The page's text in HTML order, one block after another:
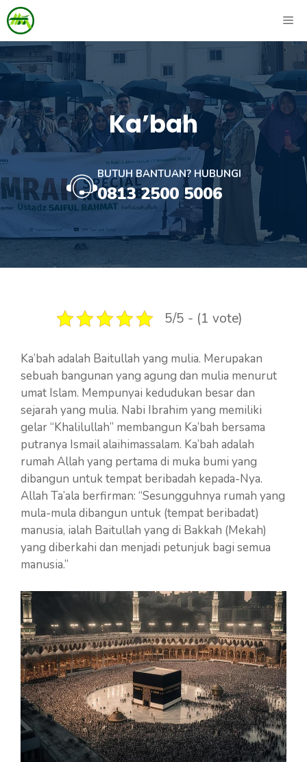
Skip
to
content
Ka’bah
BUTUH BANTUAN? HUBUNGI
0813 2500 5006
5/5 - (1 vote)
Ka’bah adalah Baitullah yang mulia. Merupakan
sebuah bangunan yang agung dan mulia menurut
umat Islam. Mempunyai kedudukan besar dan
sejarah yang mulia. Nabi Ibrahim yang memiliki
gelar “Khalilullah” membangun Ka’bah bersama
putranya Ismail alaihimassalam. Ka’bah adalah
rumah Allah yang pertama di muka bumi yang
dibangun untuk tempat beribadah kepada-Nya.
Allah Ta’ala berfirman: “Sesungguhnya rumah yang
mula-mula dibangun untuk (tempat beribadat)
manusia, ialah Baitullah yang di Bakkah (Mekah)
yang diberkahi dan menjadi petunjuk bagi semua
manusia.”